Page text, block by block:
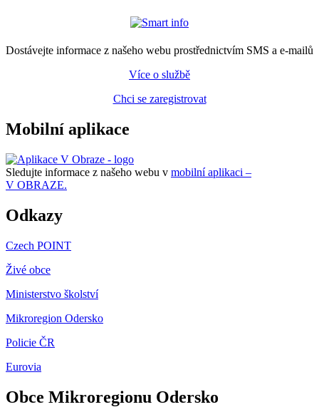
Dostávejte informace z našeho webu prostřednictvím SMS a e-mailů
Více o službě
Chci se zaregistrovat
Mobilní aplikace
Sledujte informace z našeho webu v mobilní aplikaci –
V OBRAZE.
Odkazy
Czech POINT
Živé obce
Ministerstvo školství
Mikroregion Odersko
Policie ČR
Eurovia
Obce Mikroregionu Odersko